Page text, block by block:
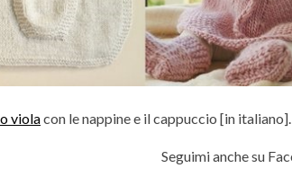
violacon le nappine e il cappuccio [in italiano].
Seguimi anche su